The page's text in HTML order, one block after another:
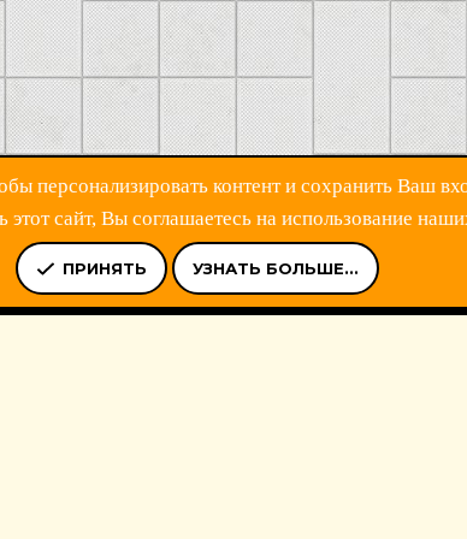
И ПРАВИЛА ПОЛИТИКА КОНФИДЕНЦИАЛЬНОСТИ
персонализировать контент и сохранить Ваш
этот сайт, Вы соглашаетесь на использование
ПРИНЯТЬ УЗНАТЬ БОЛЬШЕ...